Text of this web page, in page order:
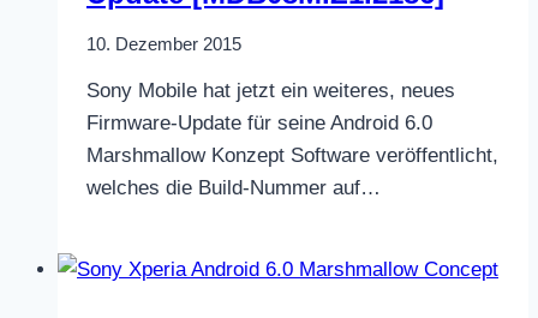
10. Dezember 2015
Sony Mobile hat jetzt ein weiteres, neues
Firmware-Update für seine Android 6.0
Marshmallow Konzept Software veröffentlicht,
welches die Build-Nummer auf…